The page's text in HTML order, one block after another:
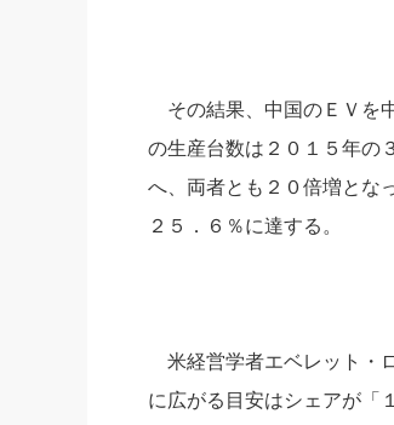
その結果、中国のＥＶを
の生産台数は２０１５年の
へ、両者とも２０倍増とな
２５．６％に達する。
米経営学者エベレット・
に広がる目安はシェアが「